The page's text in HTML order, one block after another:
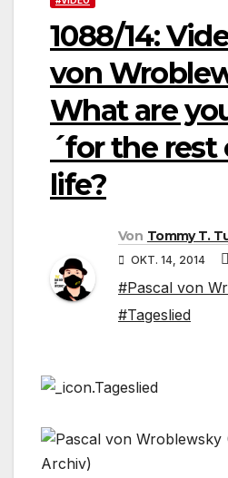
1088/14:
von
What are
´for the rest
life?
Von Tommy T.
OKT. 14, 2014
#Pascal von
#Tageslied